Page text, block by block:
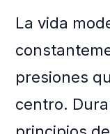
La vida
presiones
centro.